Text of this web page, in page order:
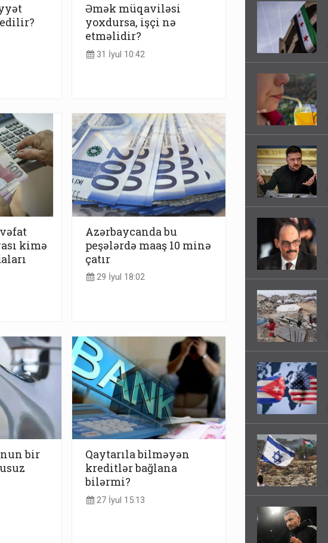
Əmək müqaviləsi
yoxdursa, işçi nə
etməlidir?
31 İyul 10:42
kimə
Azərbaycanda bu
peşələrdə maaş 10 minə
çatır
29 İyul 18:02
bir
Qaytarıla bilməyən
kreditlər bağlana
bilərmi?
27 İyul 15:13